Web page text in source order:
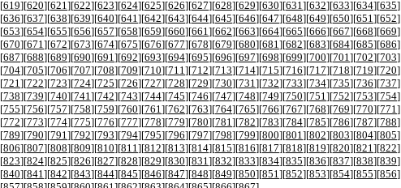
[619][620][621][622][623][624][625][626][627][628][629][630][631][632][633][634][635]
[636][637][638][639][640][641][642][643][644][645][646][647][648][649][650][651][652]
[653][654][655][656][657][658][659][660][661][662][663][664][665][666][667][668][669]
[670][671][672][673][674][675][676][677][678][679][680][681][682][683][684][685][686]
[687][688][689][690][691][692][693][694][695][696][697][698][699][700][701][702][703]
[704][705][706][707][708][709][710][711][712][713][714][715][716][717][718][719][720]
[721][722][723][724][725][726][727][728][729][730][731][732][733][734][735][736][737]
[738][739][740][741][742][743][744][745][746][747][748][749][750][751][752][753][754]
[755][756][757][758][759][760][761][762][763][764][765][766][767][768][769][770][771]
[772][773][774][775][776][777][778][779][780][781][782][783][784][785][786][787][788]
[789][790][791][792][793][794][795][796][797][798][799][800][801][802][803][804][805]
[806][807][808][809][810][811][812][813][814][815][816][817][818][819][820][821][822]
[823][824][825][826][827][828][829][830][831][832][833][834][835][836][837][838][839]
[840][841][842][843][844][845][846][847][848][849][850][851][852][853][854][855][856]